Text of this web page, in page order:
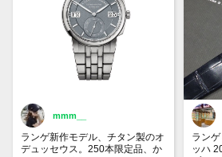
mmm__
ランゲ新作モデル、チタン製のオ
デュッセウス。250本限定品、か
ラン
ッハ